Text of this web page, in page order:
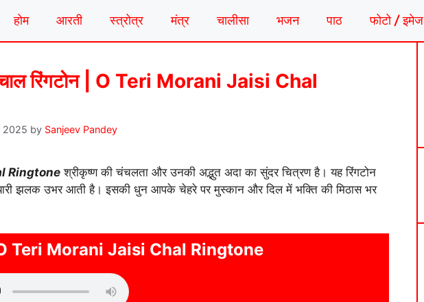
होम आरती स्त्रोत्र मंत्र चालीसा भजन पाठ फोटो / इमेज
चाल रिंगटोन | O Teri Morani Jaisi Chal
2025 by Sanjeev Pandey
Ringtone श्रीकृष्ण की चंचलता और उनकी अद्भुत अदा का सुंदर चित्रण है। यह रिंगटोन
झलक उभर आती है। इसकी धुन आपके चेहरे पर मुस्कान और दिल में भक्ति की मिठास भर
Teri Morani Jaisi Chal Ringtone